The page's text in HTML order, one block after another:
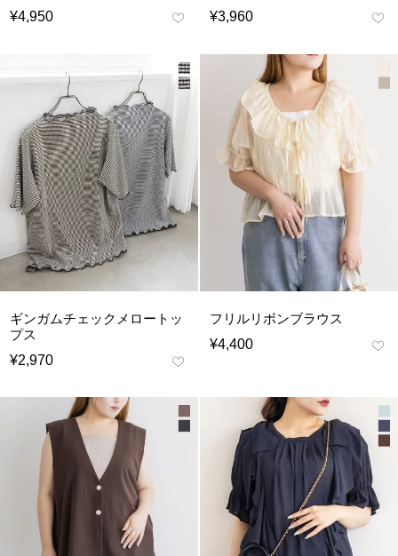
¥4,950
¥3,960
ギンガムチェックメロートッ
プス
¥2,970
フリルリボンブラウス
¥4,400